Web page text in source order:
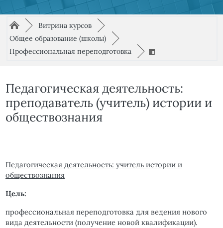
Путь к странице
/
► Витрина курсов /
►
Общее образование (школы)
/
►
Профессиональная переподготовка
/
►
Педагогическая деятельность:
преподаватель (учитель) истории и
обществознания
Педагогическая деятельность: учитель истории и
обществознания
Цель:
профессиональная переподготовка для ведения нового
вида деятельности (получение новой квалификации).